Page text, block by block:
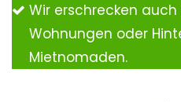
Wir erschrecken
Wohnungen oder
Mietnomaden.